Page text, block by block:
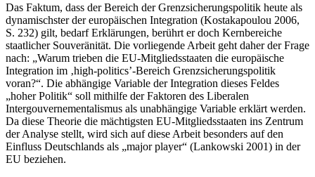
Das Faktum, dass der Bereich der Grenzsicherungspolitik heute als
dynamischster der europäischen Integration (Kostakapoulou 2006,
S. 232) gilt, bedarf Erklärungen, berührt er doch Kernbereiche
staatlicher Souveränität. Die vorliegende Arbeit geht daher der Frage
nach: „Warum trieben die EU-Mitgliedsstaaten die europäische
Integration im ‚high-politics’-Bereich Grenzsicherungspolitik
voran?“. Die abhängige Variable der Integration dieses Feldes
„hoher Politik“ soll mithilfe der Faktoren des Liberalen
Intergouvernementalismus als unabhängige Variable erklärt werden.
Da diese Theorie die mächtigsten EU-Mitgliedsstaaten ins Zentrum
der Analyse stellt, wird sich auf diese Arbeit besonders auf den
Einfluss Deutschlands als „major player“ (Lankowski 2001) in der
EU beziehen.